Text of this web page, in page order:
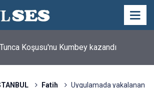
Koşusu'nu Kumbey kazandı
Fatih
Uygulamada yakalanan